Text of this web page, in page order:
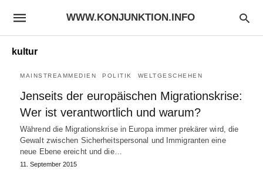
WWW.KONJUNKTION.INFO
kultur
MAINSTREAMMEDIEN POLITIK WELTGESCHEHEN
Jenseits der europäischen Migrationskrise:
Wer ist verantwortlich und warum?
Während die Migrationskrise in Europa immer prekärer wird, die
Gewalt zwischen Sicherheitspersonal und Immigranten eine
neue Ebene ereicht und die…
11. September 2015